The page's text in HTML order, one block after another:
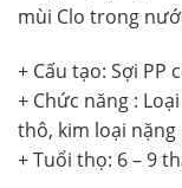
mùi Clo trong
+ Cấu tạo: Sợi PP
+ Chức năng :
thô, kim loại
+ Tuổi thọ: 6 – 9